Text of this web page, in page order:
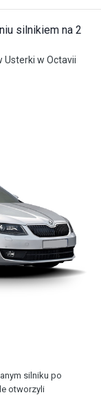
silnikiem na 2
Usterki w Octavii
silniku po
otworzyli